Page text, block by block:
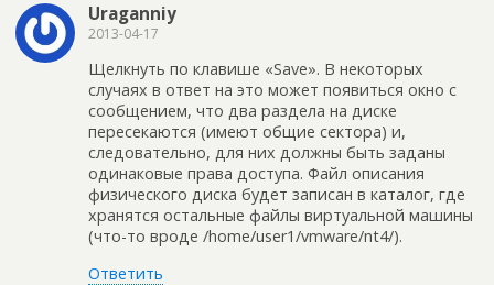
Uraganniy
2013-04-17
Щелкнуть по клавише «Save». В некоторых
случаях в ответ на это может появиться окно с
сообщением, что два раздела на диске
пересекаются (имеют общие сектора) и,
следовательно, для них должны быть заданы
одинаковые права доступа. Файл описания
физического диска будет записан в каталог, где
хранятся остальные файлы виртуальной машины
(что-то вроде /home/user1/vmware/nt4/).
Ответить